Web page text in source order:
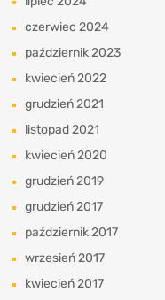
czerwiec 2024
październik 2023
kwiecień 2022
grudzień 2021
listopad 2021
kwiecień 2020
grudzień 2019
grudzień 2017
październik 2017
wrzesień 2017
kwiecień 2017